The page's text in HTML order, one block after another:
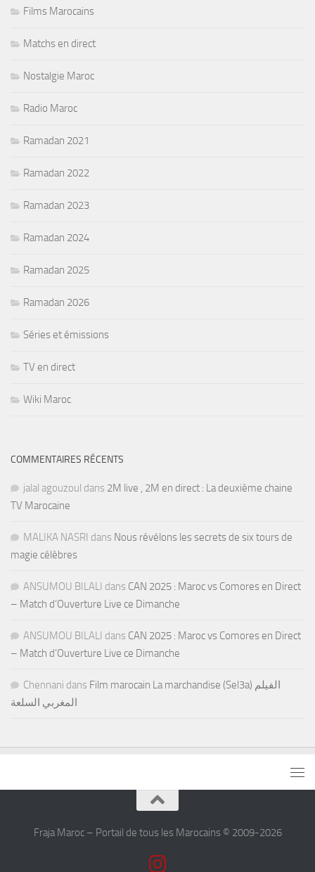
Films Marocains
Matchs en direct
Nostalgie Maroc
Radio Maroc
Ramadan 2021
Ramadan 2022
Ramadan 2023
Ramadan 2024
Ramadan 2025
Ramadan 2026
Séries et émissions
TV en direct
Wiki Maroc
COMMENTAIRES RÉCENTS
jalal agouzoul dans 2M live , 2M en direct : La deuxième chaine
TV Marocaine
MALIKA NASRI dans Nous révélons les secrets de six tours de
magie célèbres
ANSUMOU BILALI dans CAN 2025 : Maroc vs Comores en Direct
– Match d’Ouverture Live ce Dimanche
ANSUMOU BILALI dans CAN 2025 : Maroc vs Comores en Direct
– Match d’Ouverture Live ce Dimanche
Chennani dans Film marocain La marchandise (Sel3a) الفيلم
المغربي السلعة
Fraja Maroc – Portail de tous les Marocains © 2009-2026